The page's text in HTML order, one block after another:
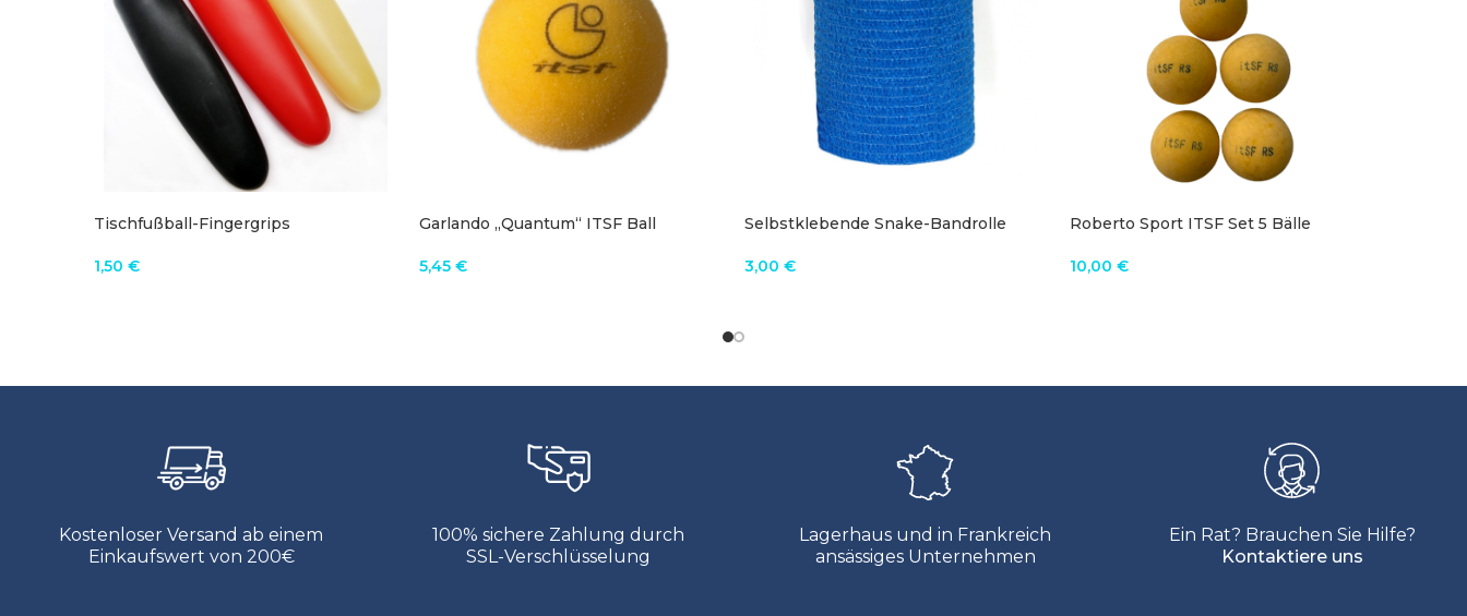
Tischfußball-Fingergrips
1,50 €
Garlando „Quantum“ ITSF Ball
5,45 €
Selbstklebende Snake-Bandrolle
3,00 €
Roberto Sport ITSF Set 5 Bälle
10,00 €
Kostenloser Versand ab einem
Einkaufswert von 200€
100% sichere Zahlung durch
SSL-Verschlüsselung
Lagerhaus und in Frankreich
ansässiges Unternehmen
Ein Rat? Brauchen Sie Hilfe?
Kontaktiere uns